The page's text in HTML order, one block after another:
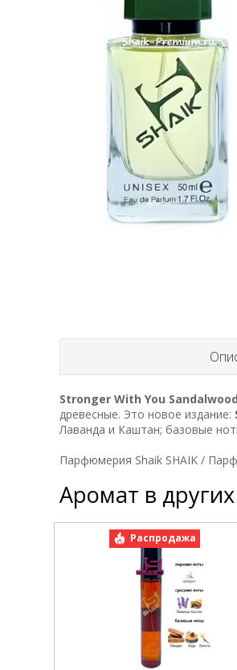
Stronger With You Sandalwood
древесные. Это новое издание:
Лаванда и Каштан; базовые
Парфюмерия Shaik SHAIK /
Аромат в
Распродажа